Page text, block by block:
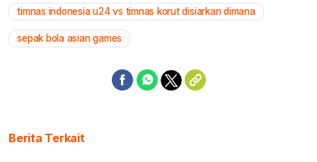
timnas indonesia u24 vs timnas korut disiarkan dimana
sepak bola asian games
Berita Terkait